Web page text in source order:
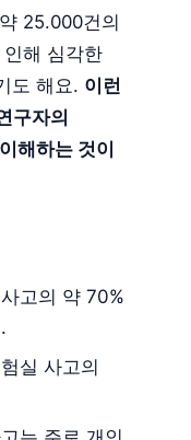
25.000건의
해 심각한
도 해요. 이런
구자의
해하는 것이
고의 약 70%
실 사고의